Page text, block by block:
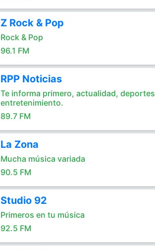
Z Rock & Pop
Rock & Pop
96.1 FM
RPP Noticias
Te informa primero, actualidad, deportes
entretenimiento.
89.7 FM
La Zona
Mucha música variada
90.5 FM
Studio 92
Primeros en tu música
92.5 FM